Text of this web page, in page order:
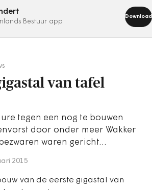
Bestuur app
Download
abonneer nu
van tafel
tegen een nog te bouwen
door onder meer Wakker
waren gericht…
2015
van de eerste gigastal van